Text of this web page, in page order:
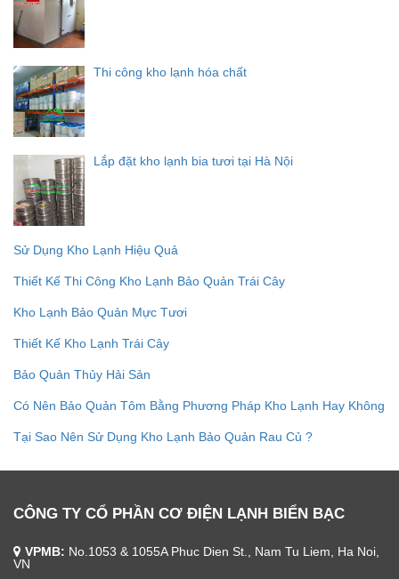
Thi công kho lạnh hóa chất
Lắp đặt kho lạnh bia tươi tại Hà Nội
Sử Dụng Kho Lạnh Hiệu Quả
Thiết Kế Thi Công Kho Lạnh Bảo Quản Trái Cây
Kho Lạnh Bảo Quản Mực Tươi
Thiết Kế Kho Lạnh Trái Cây
Bảo Quản Thủy Hải Sản
Có Nên Bảo Quản Tôm Bằng Phương Pháp Kho Lạnh Hay Không
Tại Sao Nên Sử Dụng Kho Lạnh Bảo Quản Rau Củ ?
CÔNG TY CỔ PHẦN CƠ ĐIỆN LẠNH BIỂN BẠC
VPMB: No.1053 & 1055A Phuc Dien St., Nam Tu Liem, Ha Noi,
VN